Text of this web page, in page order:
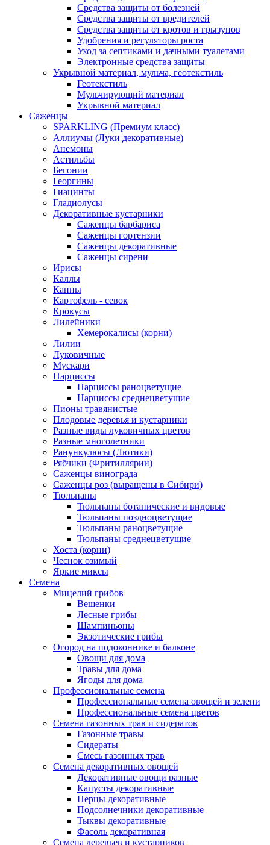
Средства защиты от болезней
Средства защиты от вредителей
Средства защиты от кротов и грызунов
Удобрения и регуляторы роста
Уход за септиками и дачными туалетами
Электронные средства защиты
Укрывной материал, мульча, геотекстиль
Геотекстиль
Мульчирующий материал
Укрывной материал
Саженцы
SPARKLING (Премиум класс)
Аллиумы (Луки декоративные)
Анемоны
Астильбы
Бегонии
Георгины
Гиацинты
Гладиолусы
Декоративные кустарники
Саженцы барбариса
Саженцы гортензии
Саженцы декоративные
Саженцы сирени
Ирисы
Каллы
Канны
Картофель - севок
Крокусы
Лилейники
Хемерокалисы (корни)
Лилии
Луковичные
Мускари
Нарциссы
Нарциссы раноцветущие
Нарциссы среднецветущие
Пионы травянистые
Плодовые деревья и кустарники
Разные виды луковичных цветов
Разные многолетники
Ранункулюсы (Лютики)
Рябчики (Фритиллярии)
Саженцы винограда
Саженцы роз (выращены в Сибири)
Тюльпаны
Тюльпаны ботанические и видовые
Тюльпаны поздноцветущие
Тюльпаны раноцветущие
Тюльпаны среднецветущие
Хоста (корни)
Чеснок озимый
Яркие миксы
Семена
Мицелий грибов
Вешенки
Лесные грибы
Шампиньоны
Экзотические грибы
Огород на подоконнике и балконе
Овощи для дома
Травы для дома
Ягоды для дома
Профессиональные семена
Профессиональные семена овощей и зелени
Профессиональные семена цветов
Семена газонных трав и сидератов
Газонные травы
Сидераты
Смесь газонных трав
Семена декоративных овощей
Декоративные овощи разные
Капусты декоративные
Перцы декоративные
Подсолнечники декоративные
Тыквы декоративные
Фасоль декоративная
Семена деревьев и кустарников